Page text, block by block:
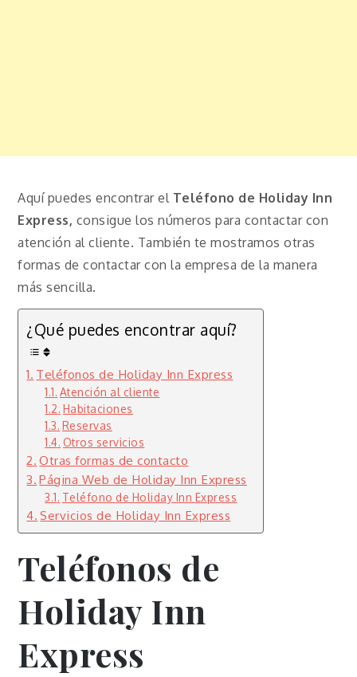
Aquí puedes encontrar el Teléfono de Holiday Inn
Express, consigue los números para contactar con
atención al cliente. También te mostramos otras
formas de contactar con la empresa de la manera
más sencilla.
¿Qué puedes encontrar aquí?
Teléfonos de Holiday Inn Express
Atención al cliente
Habitaciones
Reservas
Otros servicios
Otras formas de contacto
Página Web de Holiday Inn Express
Teléfono de Holiday Inn Express
Servicios de Holiday Inn Express
Teléfonos de
Holiday Inn
Express